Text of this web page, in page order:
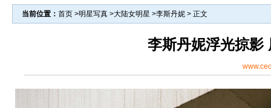
当前位置： 首页 >明星写真 >大陆女明星 >李斯丹妮 > 正文
李斯丹妮浮光掠影